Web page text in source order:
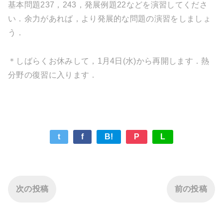
基本問題237，243，発展例題22などを演習してくださ
い．余力があれば，より発展的な問題の演習をしましょ
う．
＊しばらくお休みして，1月4日(水)から再開します．熱
分野の復習に入ります．
t f B! P L
次の投稿 前の投稿